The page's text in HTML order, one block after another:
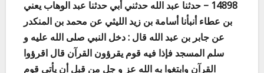
14898 – حدثنا عبد الله حدثني أبي حدثنا عبد الوهاب يعني
بن عطاء أنبأنا أسامة بن زيد الليثي عن محمد بن المنكدر
عن جابر بن عبد الله قال : دخل النبي صلى الله عليه و
سلم المسجد فإذا فيه قوم يقرؤون القرآن قال اقرؤوا
القرآن وابتغوا به الله عز و جل من قبل أن يأتي قوم